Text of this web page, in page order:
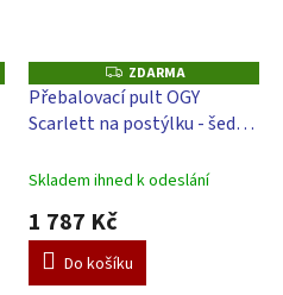
Z
D
A
R
M
ZDARMA
Přebalovací pult OGY
Scarlett na postýlku - šedý -
Galaxy - Modrý
Skladem ihned k odeslání
1 787 Kč
Do košíku